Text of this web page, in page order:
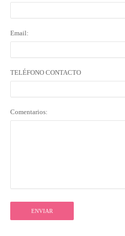
Email:
TELÉFONO CONTACTO
Comentarios:
ENVIAR